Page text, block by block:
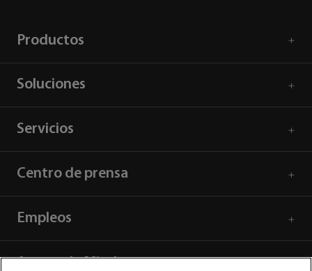
Productos
Soluciones
Servicios
Centro de prensa
Empleos
Acerca de Mindray